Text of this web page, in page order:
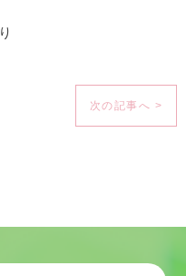
次の記事へ >